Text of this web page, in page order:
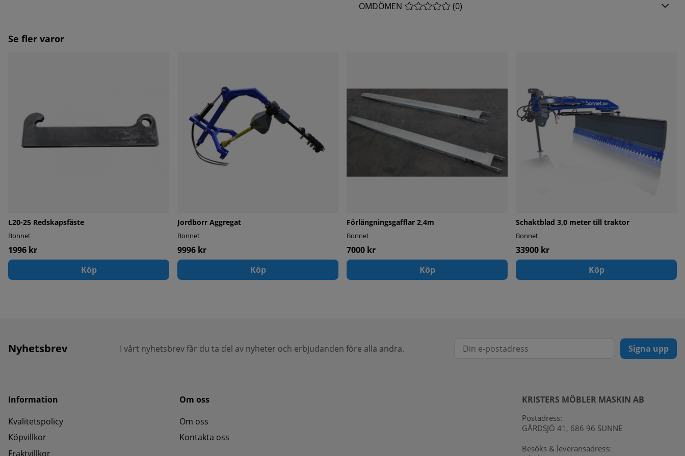
OMDÖMEN MEDELBETYG 0 AV 5 ANTAL BETYG 0
(0)
Se fler varor
L20-25 Redskapsfäste
Bonnet
1996 kr
Köp
Jordborr Aggregat
Bonnet
9996 kr
Köp
Förlängningsgafflar 2,4m
Bonnet
7000 kr
Köp
Schaktblad 3,0 meter till traktor
Bonnet
33900 kr
Köp
Nyhetsbrev I vårt nyhetsbrev får du ta del av nyheter och erbjudanden före alla andra. Signa upp
Information
Kvalitetspolicy
Köpvillkor
Fraktvillkor
Om oss
Om oss
Kontakta oss
KRISTERS MÖBLER MASKIN AB
Postadress:
GÅRDSJÖ 41, 686 96 SUNNE
Besöks & leveransadress: